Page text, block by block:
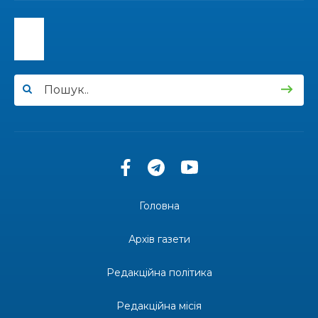
13:33
30 лип
«Дві музи» у Рівному: свято краси, мистецтва
Одна з найяскравіших постатей Бахмута –
Головна
Архів газети
Редакційна політика
Редакційна місія